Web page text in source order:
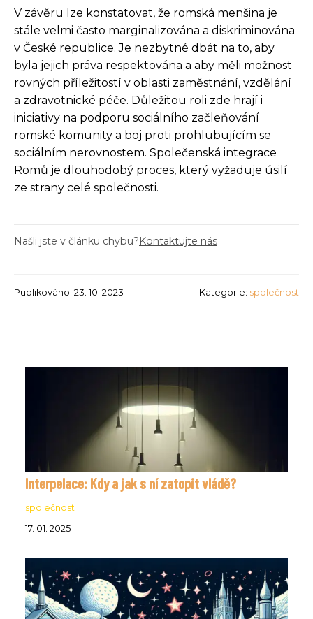
V závěru lze konstatovat, že romská menšina je
stále velmi často marginalizována a diskriminována
v České republice. Je nezbytné dbát na to, aby
byla jejich práva respektována a aby měli možnost
rovných příležitostí v oblasti zaměstnání, vzdělání
a zdravotnické péče. Důležitou roli zde hrají i
iniciativy na podporu sociálního začleňování
romské komunity a boj proti prohlubujícím se
sociálním nerovnostem. Společenská integrace
Romů je dlouhodobý proces, který vyžaduje úsilí
ze strany celé společnosti.
Našli jste v článku chybu?Kontaktujte nás
Publikováno: 23. 10. 2023 Kategorie: společnost
Interpelace: Kdy a jak s ní zatopit vládě?
společnost
17. 01. 2025